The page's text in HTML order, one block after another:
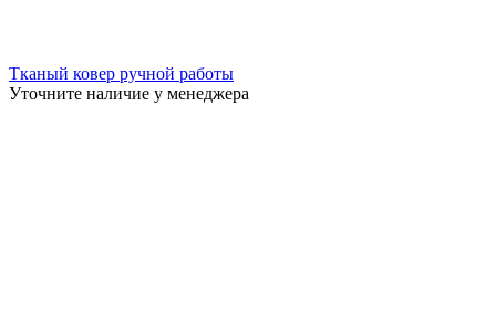
Тканый ковер ручной работы
Уточните наличие у менеджера